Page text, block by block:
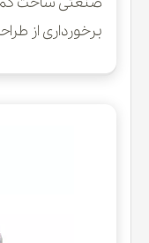
برخورداری از